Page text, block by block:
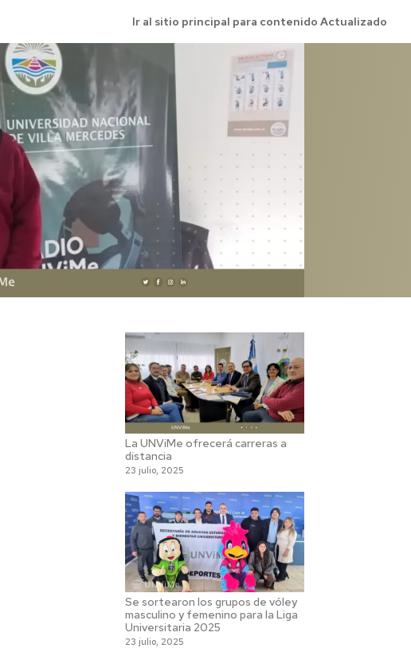
Ir al sitio principal para contenido Actualizado
La UNViMe ofrecerá carreras a
distancia
23 julio, 2025
Se sortearon los grupos de vóley
masculino y femenino para la Liga
Universitaria 2025
23 julio, 2025